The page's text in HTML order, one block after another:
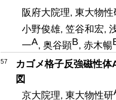
阪府大院理, 東大物性
小野俊雄, 笠谷和宏,
一A, 奥谷顕B, 赤木暢
57
カゴメ格子反強磁性体
図
京大院理, 東大物性研